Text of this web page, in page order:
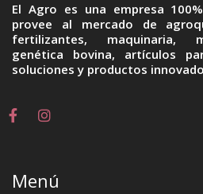
El Agro es una empresa
provee al mercado de
fertilizantes, maquinaria,
genética bovina, artículos
soluciones y productos
Menú